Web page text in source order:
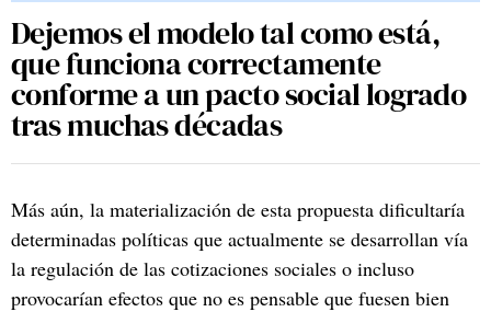
Dejemos el modelo tal como está,
que funciona correctamente
conforme a un pacto social logrado
tras muchas décadas
Más aún, la materialización de esta propuesta dificultaría
determinadas políticas que actualmente se desarrollan vía
la regulación de las cotizaciones sociales o incluso
provocarían efectos que no es pensable que fuesen bien